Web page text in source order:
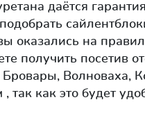
даётся
оказались на
получить посетив
Волноваха,
так как это будет